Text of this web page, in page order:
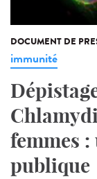
DOCUMENT DE
immunité
femmes
publique